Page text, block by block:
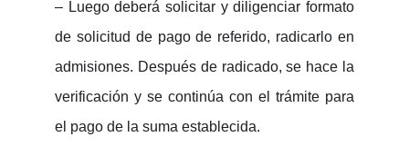
– Luego deberá solicitar y diligenciar formato
de solicitud de pago de referido, radicarlo en
admisiones. Después de radicado, se hace la
verificación y se continúa con el trámite para
el pago de la suma establecida.